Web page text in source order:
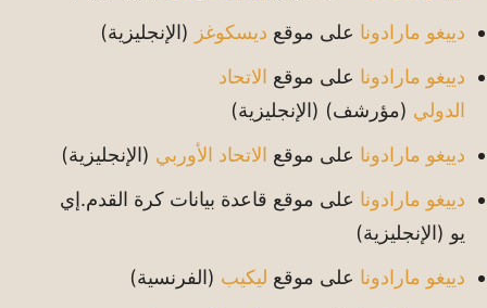
دييغو مارادونا على موقع ديسكوغز (الإنجليزية)
دييغو مارادونا على موقع الاتحاد
الدولي (مؤرشف) (الإنجليزية)
دييغو مارادونا على موقع الاتحاد الأوربي (الإنجليزية)
دييغو مارادونا على موقع قاعدة بيانات كرة القدم.إي
يو (الإنجليزية)
دييغو مارادونا على موقع ليكيب (الفرنسية)